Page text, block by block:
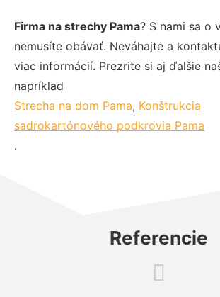
Firma na strechy Pama? S nami sa o
nemusíte obávať. Neváhajte a
viac informácií. Prezrite si aj ďalšie
napríklad
Strecha na dom Pama, Konštrukcia
sadrokartónového podkrovia Pama
.
Referencie